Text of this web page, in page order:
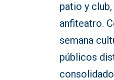
patio y club,
anfiteatro.
semana
públicos